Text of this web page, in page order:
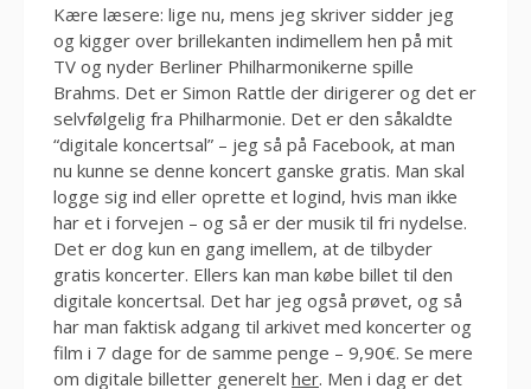
Kære læsere: lige nu, mens jeg skriver sidder jeg
og kigger over brillekanten indimellem hen på mit
TV og nyder Berliner Philharmonikerne spille
Brahms. Det er Simon Rattle der dirigerer og det er
selvfølgelig fra Philharmonie. Det er den såkaldte
“digitale koncertsal” – jeg så på Facebook, at man
nu kunne se denne koncert ganske gratis. Man skal
logge sig ind eller oprette et logind, hvis man ikke
har et i forvejen – og så er der musik til fri nydelse.
Det er dog kun en gang imellem, at de tilbyder
gratis koncerter. Ellers kan man købe billet til den
digitale koncertsal. Det har jeg også prøvet, og så
har man faktisk adgang til arkivet med koncerter og
film i 7 dage for de samme penge – 9,90€. Se mere
om digitale billetter generelt her. Men i dag er det